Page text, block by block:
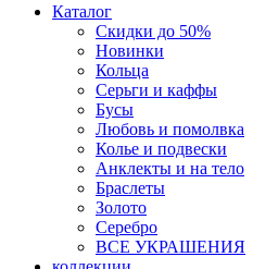
Каталог
Скидки до 50%
Новинки
Кольца
Серьги и каффы
Бусы
Любовь и помолвка
Колье и подвески
Анклекты и на тело
Браслеты
Золото
Серебро
ВСЕ УКРАШЕНИЯ